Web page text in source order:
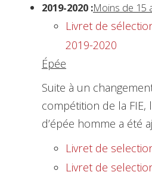
2019-2020 :Moins de 15
Livret de
2019-2020
Épée
Suite à un
compétition de la
d’épée homme a été
Livret de
Livret de